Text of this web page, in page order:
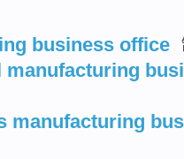
business office
manufacturing
manufacturing